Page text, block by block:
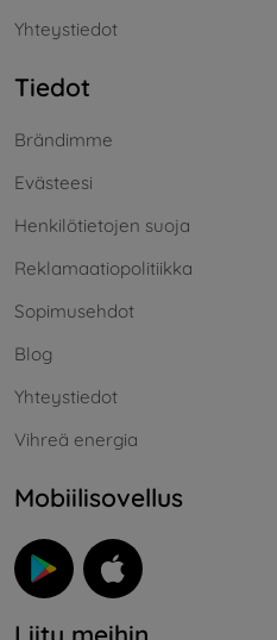
Yhteystiedot
Tiedot
Brändimme
Evästeesi
Henkilötietojen suoja
Reklamaatiopolitiikka
Sopimusehdot
Blog
Yhteystiedot
Vihreä energia
Mobiilisovellus
Liity meihin